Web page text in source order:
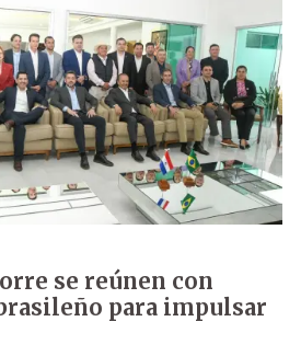
se reúnen con
para impulsar